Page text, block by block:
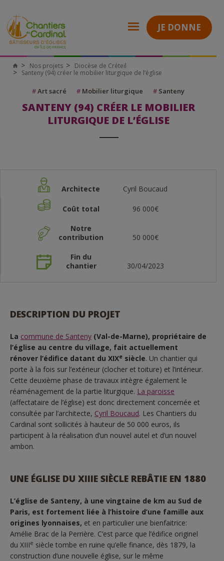
JE DONNE
Nos projets
Diocèse de Créteil
Santeny (94) créer le mobilier liturgique de l’église
#Art sacré # Mobilier liturgique # Santeny
SANTENY (94) CRÉER LE MOBILIER
LITURGIQUE DE L’ÉGLISE
Architecte Cyril Boucaud
Coût total 96 000€
Notre
contribution
50 000€
Fin du
chantier
30/04/2023
DESCRIPTION DU PROJET
La commune de Santeny (Val-de-Marne), propriétaire de
l’église au centre du village, fait actuellement
rénover l’édifice datant du XIXe siècle. Un chantier qui
porte à la fois sur l’extérieur (clocher et toiture) et l’intérieur.
Cette deuxième phase de travaux intègre également le
réaménagement de la partie liturgique. La paroisse
(affectataire de l’église) est donc directement concernée et
consultée par l’architecte, Cyril Boucaud. Les Chantiers du
Cardinal sont sollicités à hauteur de 50 000 euros, ils
participent à la réalisation d’un nouvel autel et d’un nouvel
ambon.
UNE ÉGLISE DU XIIIE SIÈCLE REBÂTIE EN 1880
L’église de Santeny, à une vingtaine de km au Sud de
Paris, est fortement liée à l’histoire d’une famille aux
origines lyonnaises, et en particulier une bienfaitrice:
Amélie Brac de la Perrière. C’est parce que l’édifice originel
du XIIIe siècle tombe en ruine qu’elle finance, dès 1879, la
construction d’une nouvelle église, sur le même